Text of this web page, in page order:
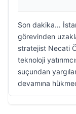
Son dakika…
görevinden
stratejist Necati
teknoloji
suçundan
devamına